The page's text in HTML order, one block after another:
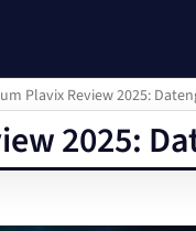
Plavix Review 2025:
2025: